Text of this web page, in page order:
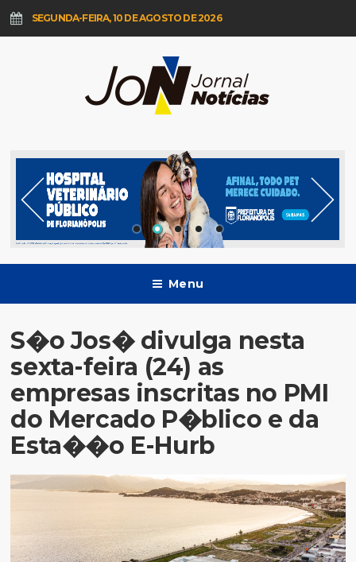
SEGUNDA-FEIRA, 10 DE AGOSTO DE 2026
Menu
S�o Jos� divulga nesta
sexta-feira (24) as
empresas inscritas no PMI
do Mercado P�blico e da
Esta��o E-Hurb